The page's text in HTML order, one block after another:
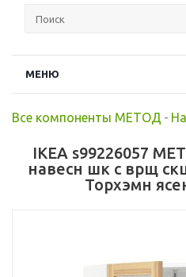
МЕНЮ
Все компоненты МЕТОД -
IKEA s99226057
навесн шк с врщ
Торхэмн